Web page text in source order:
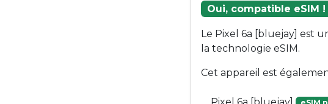
Oui, compatible eSIM !
Le Pixel 6a [bluejay] est
la technologie eSIM.
Cet appareil est